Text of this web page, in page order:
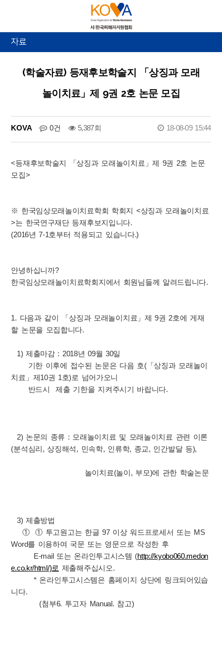
자료
(학술자료) 등재후보학술지 「상징과 모래
놀이치료」제 9권 2호 논문 모집
KOVA 0건 5,387회 18-08-09 15:44
<등재후보학술지 「상징과 모래놀이치료」제 9권 2호 논문
모집>
※ 한국임상모래놀이치료학회 학회지 <상징과 모래놀이치료
>는 한국연구재단 등재후보지입니다.
(2016년 7-1호부터 적용되고 있습니다.)
안녕하십니까?
한국임상모래놀이치료학회지에서 회원님들께 알려드립니다.
1. 다음과 같이 「상징과 모래놀이치료」제 9권 2호에 게재
할 논문을 모집합니다.
1) 제출마감 : 2018년 09월 30일
기한 이후에 접수된 논문은 다음 호(「상징과 모래놀이
치료」제10권 1호)로 넘어가오니
반드시 제출 기한을 지켜주시기 바랍니다.
2) 논문의 종류 : 모래놀이치료 및 모래놀이치료 관련 이론
(분석심리, 상징해석, 민속학, 인류학, 종교, 인간발달 등),
놀이치료(놀이, 부모)에 관한 학술논문
3) 제출방법
① ① 투고원고는 한글 97 이상 워드프로세서 또는 MS
Word를 이용하여 국문 또는 영문으로 작성한 후
E-mail 또는 온라인투고시스템 (http://kyobo060.medon
e.co.kr/html/)로 제출해주십시오.
* 온라인투고시스템은 홈페이지 상단에 링크되어있습
니다.
(첨부6. 투고자 Manual. 참고)